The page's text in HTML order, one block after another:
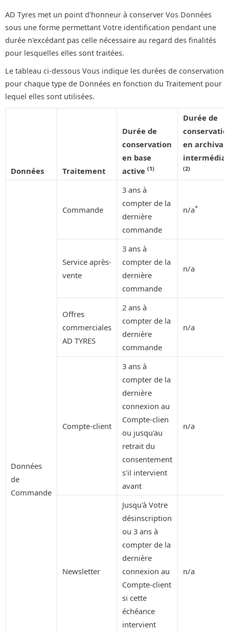
AD Tyres met un point d'honneur à conserver Vos Données
sous une forme permettant Votre identification pendant une
durée n'excédant pas celle nécessaire au regard des finalités
pour lesquelles elles sont traitées.
Le tableau ci-dessous Vous indique les durées de conservation
pour chaque type de Données en fonction du Traitement pour
lequel elles sont utilisées.
Données Traitement
Durée de
conservation
en base
active (1)
Durée de
en
(2)
Données
de
Commande
Commande
3 ans à
compter de la
dernière
commande
n/a*
Service après-
vente
3 ans à
compter de la
dernière
commande
n/a
Offres
commerciales
AD TYRES
2 ans à
compter de la
dernière
commande
n/a
Compte-client
3 ans à
compter de la
dernière
connexion au
Compte-clien
ou jusqu'au
retrait du
consentement
s'il intervient
avant
n/a
Newsletter
Jusqu'à Votre
désinscription
ou 3 ans à
compter de la
dernière
connexion au
Compte-client
si cette
échéance
intervient
n/a